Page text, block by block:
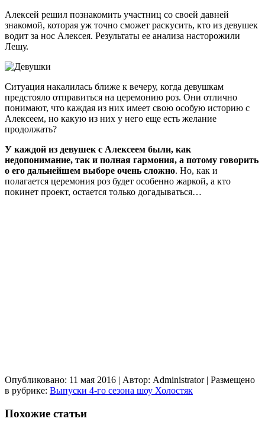
Алексей решил познакомить участниц со своей давней
знакомой, которая уж точно сможет раскусить, кто из девушек
водит за нос Алексея. Результаты ее анализа насторожили
Лешу.
Ситуация накалилась ближе к вечеру, когда девушкам
предстояло отправиться на церемонию роз. Они отлично
понимают, что каждая из них имеет свою особую историю с
Алексеем, но какую из них у него еще есть желание
продолжать?
У каждой из девушек с Алексеем были, как
недопонимание, так и полная гармония, а потому говорить
о его дальнейшем выборе очень сложно. Но, как и
полагается церемония роз будет особенно жаркой, а кто
покинет проект, остается только догадываться…
Опубликовано: 11 мая 2016 | Автор: Administrator | Размещено
в рубрике: Выпуски 4-го сезона шоу Холостяк
Похожие статьи